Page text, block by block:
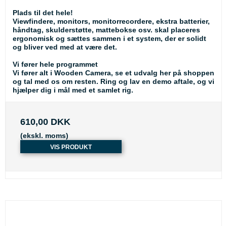
Plads til det hele!
Viewfindere, monitors, monitorrecordere, ekstra batterier,
håndtag, skulderstøtte, mattebokse osv. skal placeres
ergonomisk og sættes sammen i et system, der er solidt
og bliver ved med at være det.
Vi fører hele programmet
Vi fører alt i Wooden Camera, se et udvalg her på shoppen
og tal med os om resten. Ring og lav en demo aftale, og vi
hjælper dig i mål med et samlet rig.
610,00 DKK
(ekskl. moms)
VIS PRODUKT